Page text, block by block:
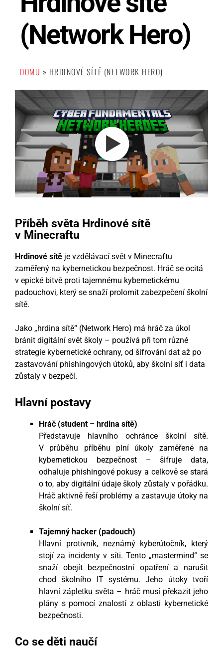
(Network Hero)
DOMŮ » HRDINOVÉ SÍTĚ (NETWORK HERO)
Příběh světa Hrdinové sítě
v Minecraftu
Hrdinové sítě je vzdělávací svět v Minecraftu
zaměřený na kybernetickou bezpečnost. Hráč se ocitá
v epické bitvě proti tajemnému kybernetickému
padouchovi, který se snaží prolomit zabezpečení školní
sítě.
Jako „hrdina sítě“ (Network Hero) má hráč za úkol
bránit digitální svět školy – používá při tom různé
strategie kybernetické ochrany, od šifrování dat až po
zastavování phishingových útoků, aby školní síť i data
zůstaly v bezpečí.
Hlavní postavy
Hráč (student – hrdina sítě)
Představuje hlavního ochránce školní sítě.
V průběhu příběhu plní úkoly zaměřené na
kybernetickou bezpečnost – šifruje data,
odhaluje phishingové pokusy a celkově se stará
o to, aby digitální údaje školy zůstaly v pořádku.
Hráč aktivně řeší problémy a zastavuje útoky na
školní síť.
Tajemný hacker (padouch)
Hlavní protivník, neznámý kyberútočník, který
stojí za incidenty v síti. Tento „mastermind“ se
snaží obejít bezpečnostní opatření a narušit
chod školního IT systému. Jeho útoky tvoří
hlavní zápletku světa – hráč musí překazit jeho
plány s pomocí znalostí z oblasti kybernetické
bezpečnosti.
Co se děti naučí